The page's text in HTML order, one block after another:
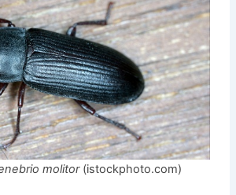
molitor(istockphoto.com)